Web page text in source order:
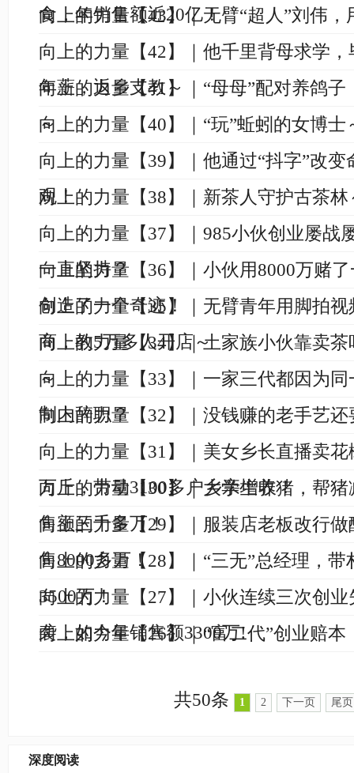
食，年销售额近20亿！
向上的力量【43】｜无臂“超人”刘伟
向上的力量【42】｜他千里背母求学
年薪，返乡支教～
向上的力量【41】｜“母母”配对养鸽
～
向上的力量【40】｜“玩”蚯蚓的女博士
向上的力量【39】｜他通过“抖字”改
观！
向上的力量【38】｜新茶人守护古茶林
向上的力量【37】｜985小伙创业屡战
一直坚持？
向上的力量【36】｜小伙用8000万赌
创造了一个奇迹！
向上的力量【35】｜无臂青年用脚拍
商，教5万多人开店～
向上的力量【34】｜土家族小伙靠卖
～
向上的力量【33】｜一家三代都因为
制内辞职？
向上的力量【32】｜没钱赚的老手艺
向上的力量【31】｜美女乡长直播卖
万斤，带动3100多户乡亲增收！
向上的力量【30】｜大学生养猪，帮
售额三千多万！
向上的力量【29】｜服装店老板改行
售8000多万！
向上的力量【28】｜“三无”总经理，带
3500万！
向上的力量【27】｜小伙连续三次创
袭，如今年销售额3300万!
向上的力量【26】｜“富二代”创业赔本
共50条 1 2 下一页 尾页
深度阅读